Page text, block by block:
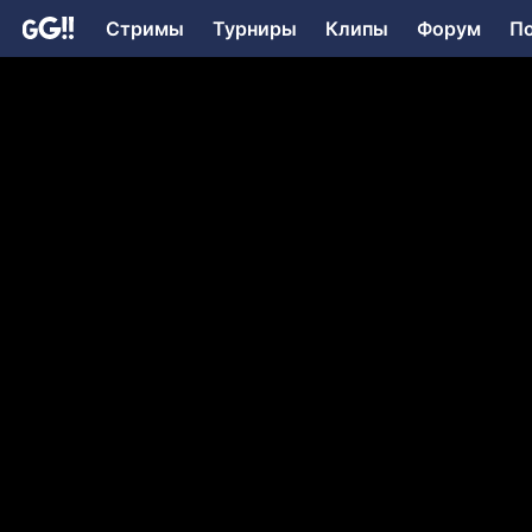
Стримы Турниры Клипы Форум